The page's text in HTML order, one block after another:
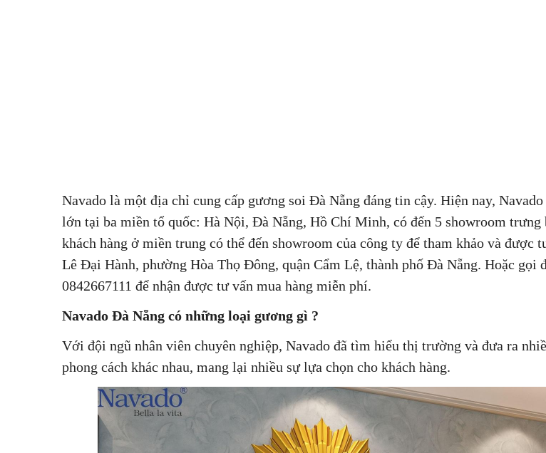
Navado là một địa chỉ cung cấp gương soi Đà Nẵng đáng tin cậy. Hiện nay,
lớn tại ba miền tổ quốc: Hà Nội, Đà Nẵng, Hồ Chí Minh, có đến 5 showroom trưng
khách hàng ở miền trung có thể đến showroom của công ty để tham khảo và được
Lê Đại Hành, phường Hòa Thọ Đông, quận Cẩm Lệ, thành phố Đà Nẵng. Hoặc gọi
0842667111 để nhận được tư vấn mua hàng miễn phí.
Navado Đà Nẵng có những loại gương gì ?
Với đội ngũ nhân viên chuyên nghiệp, Navado đã tìm hiểu thị trường và đưa ra
phong cách khác nhau, mang lại nhiều sự lựa chọn cho khách hàng.